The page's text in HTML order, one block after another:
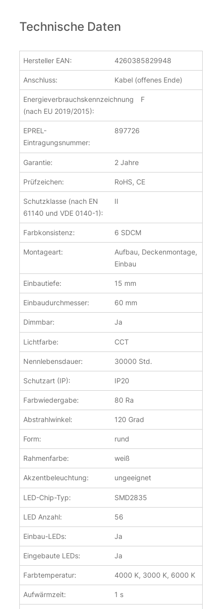
Technische Daten
Hersteller EAN: 4260385829948
Anschluss: Kabel (offenes Ende)
Energieverbrauchskennzeichnung
(nach EU 2019/2015):
F
EPREL-
Eintragungsnummer:
897726
Garantie: 2 Jahre
Prüfzeichen: RoHS, CE
Schutzklasse (nach EN
61140 und VDE 0140-1):
II
Farbkonsistenz: 6 SDCM
Montageart:
Aufbau, Deckenmontage,
Einbau
Einbautiefe: 15 mm
Einbaudurchmesser: 60 mm
Dimmbar: Ja
Lichtfarbe: CCT
Nennlebensdauer: 30000 Std.
Schutzart (IP): IP20
Farbwiedergabe: 80 Ra
Abstrahlwinkel: 120 Grad
Form: rund
Rahmenfarbe: weiß
Akzentbeleuchtung: ungeeignet
LED-Chip-Typ: SMD2835
LED Anzahl: 56
Einbau-LEDs: Ja
Eingebaute LEDs: Ja
Farbtemperatur: 4000 K, 3000 K, 6000 K
Aufwärmzeit: 1 s